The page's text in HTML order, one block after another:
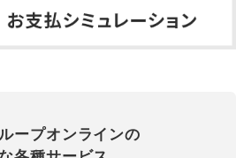
ープオンラインの